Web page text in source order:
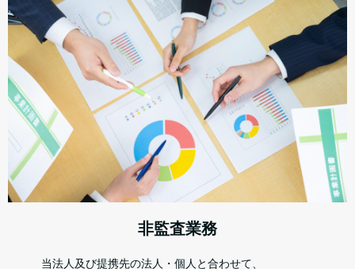
非監査業務
当法人及び提携先の法人・個人と合わせて、